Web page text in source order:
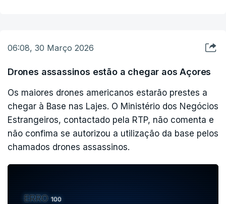
06:08, 30 Março 2026
Drones assassinos estão a chegar aos Açores
Os maiores drones americanos estarão prestes a
chegar à Base nas Lajes. O Ministério dos Negócios
Estrangeiros, contactado pela RTP, não comenta e
não confima se autorizou a utilização da base pelos
chamados drones assassinos.
ERRO100